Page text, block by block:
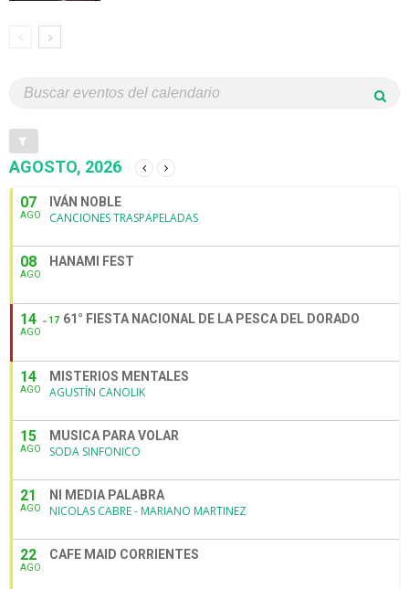
AGOSTO, 2026
07
AGO
IVÁN NOBLE
CANCIONES TRASPAPELADAS
08
AGO
HANAMI FEST
14
AGO
17 61° FIESTA NACIONAL DE LA PESCA DEL DORADO
14
AGO
MISTERIOS MENTALES
AGUSTÍN CANOLIK
15
AGO
MUSICA PARA VOLAR
SODA SINFONICO
21
AGO
NI MEDIA PALABRA
NICOLAS CABRE - MARIANO MARTINEZ
22
AGO
CAFE MAID CORRIENTES